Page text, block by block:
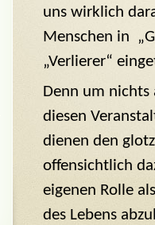
uns wirklich
Menschen in
„Verlierer“
Denn um nichts
diesen
dienen den
offensichtlich
eigenen Rolle
des Lebens